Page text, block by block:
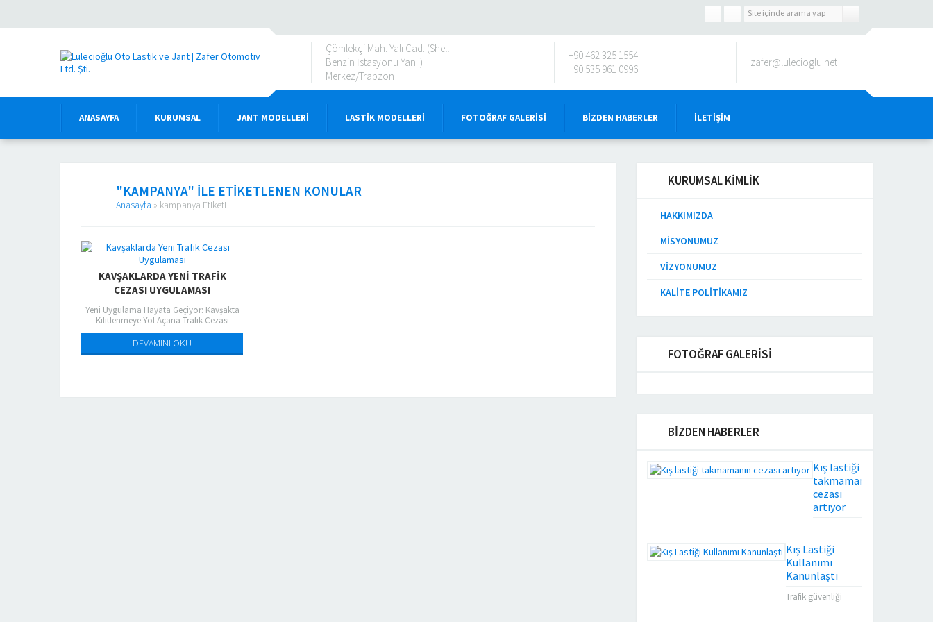
Çömlekçi Mah. Yalı Cad. (Shell
Benzin İstasyonu Yanı )
Merkez/Trabzon
+90 462 325 1554
+90 535 961 0996
zafer@lulecioglu.net
ANASAYFA KURUMSAL JANT MODELLERI LASTIK MODELLERI FOTOĞRAF GALERISI BIZDEN HABERLER İLETIŞIM
"KAMPANYA" ILE ETIKETLENEN KONULAR
Anasayfa » kampanya Etiketi
KAVŞAKLARDA YENI TRAFIK
CEZASI UYGULAMASI
Yeni Uygulama Hayata Geçiyor: Kavşakta
Kilitlenmeye Yol Açana Trafik Cezası
İstanbul Büyükşehir Belediyesi (İBB)
tarafından başlatılan yeni uygulama
“Taralı alan...
DEVAMINI OKU
KURUMSAL KİMLİK
HAKKIMIZDA
MISYONUMUZ
VIZYONUMUZ
KALITE POLITIKAMIZ
FOTOĞRAF GALERİSİ
BİZDEN HABERLER
Kış lastiği
takmamanın
cezası
artıyor
taşıyan ticari
araçlar için 1
Aralık’ta
başlayacak
Kış Lastiği
Kullanımı
Kanunlaştı
Trafik güvenliği